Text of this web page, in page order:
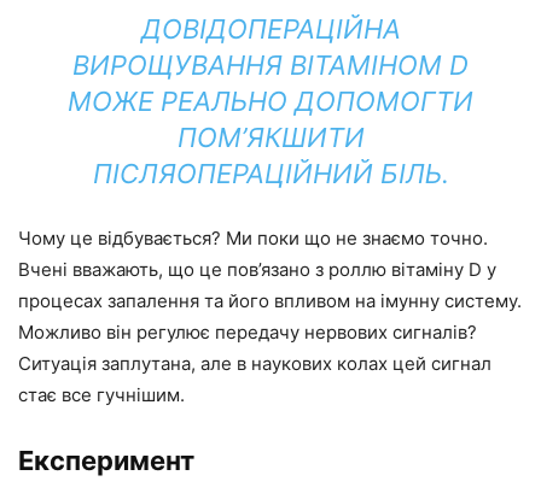
ДОВІДОПЕРАЦІЙНА
ВИРОЩУВАННЯ ВІТАМІНОМ D
МОЖЕ РЕАЛЬНО ДОПОМОГТИ
ПОМ’ЯКШИТИ
ПІСЛЯОПЕРАЦІЙНИЙ БІЛЬ.
Чому це відбувається? Ми поки що не знаємо точно.
Вчені вважають, що це пов’язано з роллю вітаміну D у
процесах запалення та його впливом на імунну систему.
Можливо він регулює передачу нервових сигналів?
Ситуація заплутана, але в наукових колах цей сигнал
стає все гучнішим.
Експеримент